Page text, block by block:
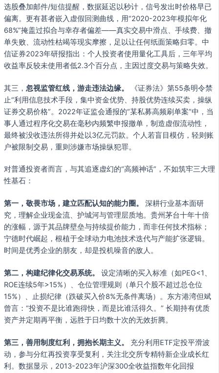
选股叠加邮件/短信提醒，数据延迟以秒计，信号发出时价格早已
偏离。更有甚者嵌入虚假回测曲线，用“2020-2023年模拟年化
68%”掩盖过拟合与幸存者偏差——真实交易中滑点、手续费、撤
单失败、流动性枯竭等现实摩擦，足以让任何纸面策略归零。中
信证券2023年研报指出：个人投资者使用量化工具后，三年平均
收益率反较未使用者低2.3个百分点，主因过度交易与策略失效。
其三， 忽视监管红线，游走违法边缘。
《证券法》第55条明令禁
止“利用信息技术手段，集中资金优势、持股优势连续买卖，操纵
证券交易价格”。2022年证监会通报的“某私募高频刷单案”中，当
事人通过程序化交易在毫秒内频繁申报撤单，制造虚假流动性，
最终被没收违法所得并处以3亿元罚款。个人若盲目模仿，轻则账
户被限制交易，重则涉嫌市场操纵犯罪。
对普通投资者而言，与其追逐虚幻的“高频神话”，不如筑牢三大理
性基石：
第一，敬畏市场，建立匹配认知的能力圈。
深耕行业基本面研
究，理解企业现金流、护城河与管理层质地。贵州茅台十年十倍
的涨幅，源于其品牌壁垒与持续提价能力，而非任何技术指标；
宁德时代崛起，根植于全球动力电池技术迭代与产能扩张逻辑。
时间是优秀企业的朋友，却是投机噪音的敌人。
第二，构建纪律化交易系统。
设定清晰的买入标准（如PEG<1、
ROE连续5年>15%）、仓位管理规则（单只个股不超过总仓位
15%）、止损纪律（跌破买入价8%无条件离场）。东方港湾但斌
曾言：“投资不是比谁跑得快，而是比谁活得久。” 长期持有优质
资产并定期再平衡，远胜于日均数十次的无效折腾。
第三，善用制度红利，拥抱长期主义。
充分利用ETF定投平滑波
动，参与分红再投资享受复利，关注北交所专精特新企业成长红
利。数据显示，2013-2023年沪深300全收益指数年化回报